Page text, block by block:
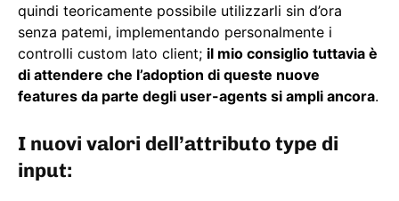
quindi teoricamente possibile utilizzarli sin d’ora
senza patemi, implementando personalmente i
controlli custom lato client; il mio consiglio tuttavia è
di attendere che l’adoption di queste nuove
features da parte degli user-agents si ampli ancora.
I nuovi valori dell’attributo type di
input: